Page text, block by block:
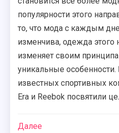
популярности этого
то, что мода с каждым
изменчива, одежда этого
изменяет своим
уникальные
известных спортивных
Era и Reebok посвятили
Далее